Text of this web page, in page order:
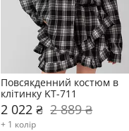
Повсякденний костюм в
клітинку KT-711
2 022 ₴ 2 889 ₴
+ 1 колір